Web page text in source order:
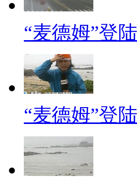
无论是广东省内
相处得非常感觉挺
我当时是想回老
经不大可能赶上那
员帮助我。(地铁
跟那个工作人员
北京地铁2乘客
“麦德姆”登
“麦德姆”登